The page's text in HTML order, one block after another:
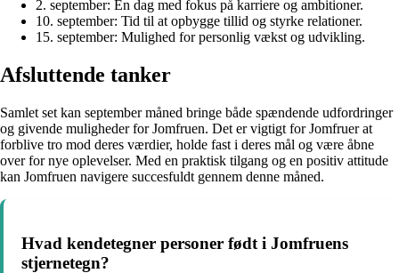
2. september: En dag med fokus på karriere og ambitioner.
10. september: Tid til at opbygge tillid og styrke relationer.
15. september: Mulighed for personlig vækst og udvikling.
Afsluttende tanker
Samlet set kan september måned bringe både spændende udfordringer
og givende muligheder for Jomfruen. Det er vigtigt for Jomfruer at
forblive tro mod deres værdier, holde fast i deres mål og være åbne
over for nye oplevelser. Med en praktisk tilgang og en positiv attitude
kan Jomfruen navigere succesfuldt gennem denne måned.
Hvad kendetegner personer født i Jomfruens
stjernetegn?